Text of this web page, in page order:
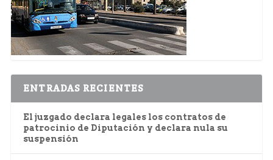
ENTRADAS RECIENTES
El juzgado declara legales los contratos de
patrocinio de Diputación y declara nula su
suspensión